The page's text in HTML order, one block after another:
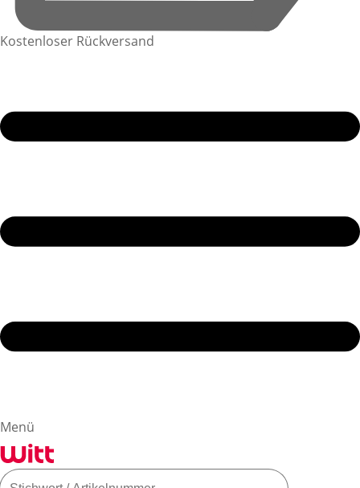
Kostenloser Rückversand
Menü